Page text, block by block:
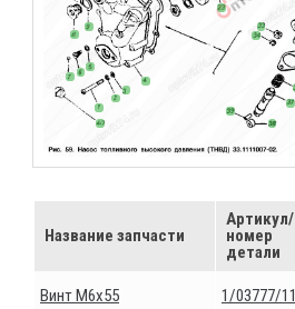
Название запчасти
Артикул/
номер
детали
Винт М6х55 1/03777/11